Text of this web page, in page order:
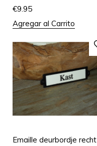
€9.95
Agregar al Carrito
Emaille deurbordje recht